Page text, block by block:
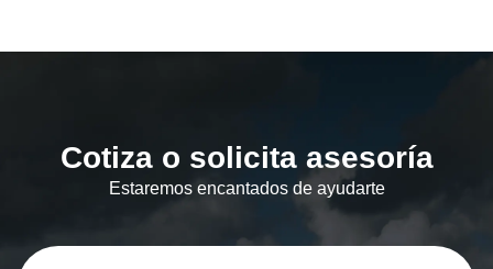
Cotiza o solicita asesoría
Estaremos encantados de ayudarte